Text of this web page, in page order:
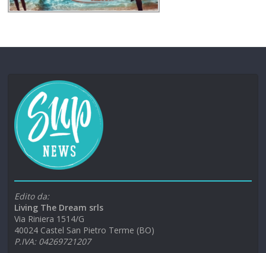
Edito da:
Living The Dream srls
Via Riniera 1514/G
40024 Castel San Pietro Terme (BO)
P.IVA: 04269721207